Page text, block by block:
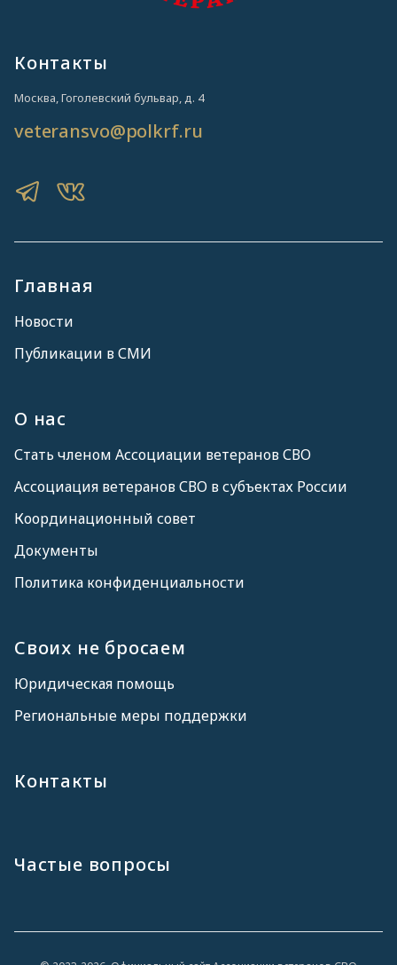
Главная
Новости
Публикации в СМИ
О нас
Стать членом Ассоциации ветеранов СВО
Ассоциация ветеранов СВО в субъектах России
Координационный совет
Документы
Политика конфиденциальности
Своих не бросаем
Юридическая помощь
Региональные меры поддержки
Контакты
Частые вопросы
Контакты
Москва, Гоголевский бульвар, д. 4
veteransvo@polkrf.ru